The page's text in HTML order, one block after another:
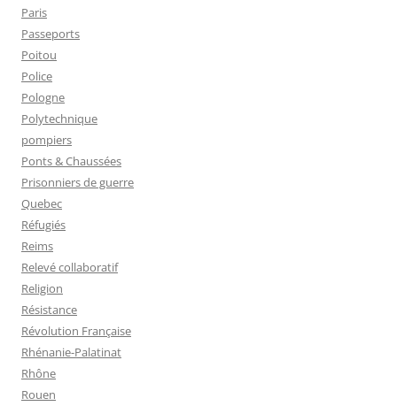
Paris
Passeports
Poitou
Police
Pologne
Polytechnique
pompiers
Ponts & Chaussées
Prisonniers de guerre
Quebec
Réfugiés
Reims
Relevé collaboratif
Religion
Résistance
Révolution Française
Rhénanie-Palatinat
Rhône
Rouen